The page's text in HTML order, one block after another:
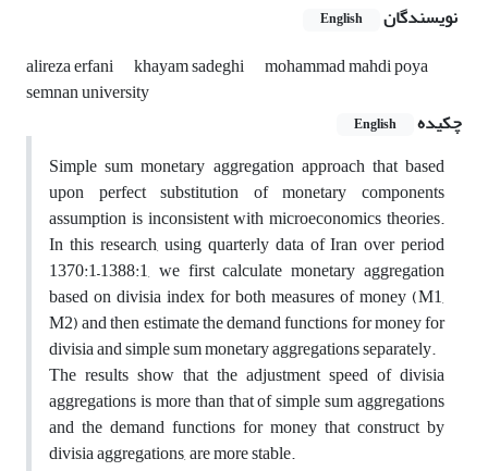
نویسندگان English
alireza erfani khayam sadeghi
mohammad mahdi poya
semnan university
چکیده
English
Simple sum monetary aggregation approach that based
upon perfect substitution of monetary components
assumption is inconsistent with microeconomics theories.
In this research, using quarterly data of Iran over period
1370:1–1388:1, we first calculate monetary aggregation
based on divisia index for both measures of money (M1,
M2) and then estimate the demand functions for money for
divisia and simple sum monetary aggregations separately.
The results show that the adjustment speed of divisia
aggregations is more than that of simple sum aggregations
and the demand functions for money that construct by
divisia aggregations, are more stable.